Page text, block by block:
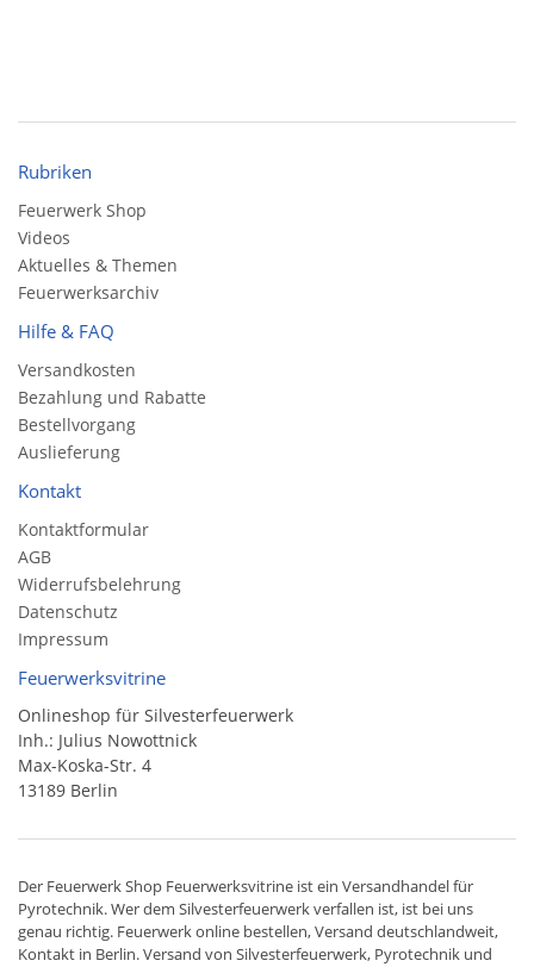
Rubriken
Feuerwerk Shop
Videos
Aktuelles & Themen
Feuerwerksarchiv
Hilfe & FAQ
Versandkosten
Bezahlung und Rabatte
Bestellvorgang
Auslieferung
Kontakt
Kontaktformular
AGB
Widerrufsbelehrung
Datenschutz
Impressum
Feuerwerksvitrine
Onlineshop für Silvesterfeuerwerk
Inh.: Julius Nowottnick
Max-Koska-Str. 4
13189 Berlin
Der Feuerwerk Shop Feuerwerksvitrine ist ein Versandhandelfür
Pyrotechnik. Wer dem Silvesterfeuerwerk verfallen ist, ist bei uns
genau richtig. Feuerwerk online bestellen,Versand deutschlandweit,
Kontakt in Berlin. Versand von Silvesterfeuerwerk, Pyrotechnik und